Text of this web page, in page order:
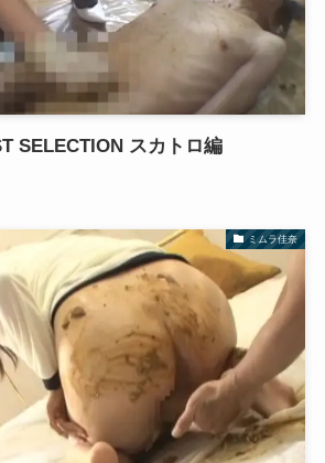
SELECTION スカトロ編
ミムラ佳奈